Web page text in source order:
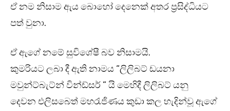
ඒ නම නිසාම ඇය බොහෝ දෙනෙක් අතර ප්‍රසිද්ධියට
පත් වුනා.
ඒ ඇගේ නමේ සුවිශේෂී බව නිසාමයි.
කුමරියට ලබා දී ඇති නාමය “ලිලිබට් ඩයනා
මවුන්ට්බැට්න් වින්ඩ්සර් ” යි මෙහිදී ලිලිබට් යනු
දෙවන එලිසබෙත් මහරැජිණය කුඩා කල හැදින්වූ ඇගේ